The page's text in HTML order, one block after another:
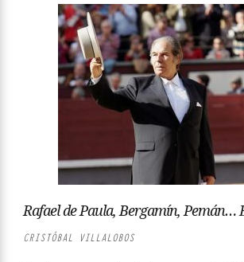
Rafael de Paula, Bergamín, Pemán…
CRISTÓBAL VILLALOBOS